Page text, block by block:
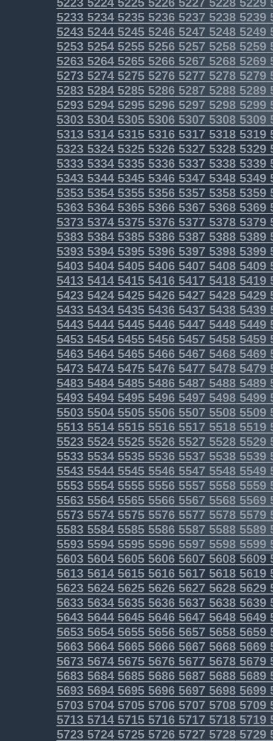
52335234523552365237 52385239
52435244524552465247 52485249
52535254525552565257 52585259
52635264526552665267 52685269
52735274527552765277 52785279
52835284528552865287 52885289
52935294529552965297 52985299
53035304530553065307 53085309
5313531453155316531753185319
5323532453255326532753285329
5333533453355336533753385339
5343534453455346534753485349
5353535453555356535753585359
5363536453655366536753685369
5373537453755376537753785379
5383538453855386538753885389
5393539453955396539753985399
5403540454055406540754085409
5413541454155416541754185419
5423542454255426542754285429
5433543454355436543754385439
5443544454455446544754485449
5453545454555456545754585459
5463546454655466546754685469
54735474547554765477 54785479
54835484548554865487 54885489
54935494549554965497 54985499
55035504550555065507 55085509
55135514551555165517 55185519
5523552455255526552755285529
55335534553555365537 55385539
55435544554555465547 55485549
55535554555555565557 55585559
55635564556555665567 55685569
55735574557555765577 55785579
55835584558555865587 55885589
55935594559555965597 55985599
5603560456055606560756085609
5613561456155616561756185619
5623562456255626562756285629
5633563456355636563756385639
5643564456455646564756485649
5653565456555656565756585659
5663566456655666566756685669
5673567456755676567756785679
5683568456855686568756885689
5693569456955696569756985699
5703570457055706570757085709
5713571457155716571757185719
5723572457255726572757285729